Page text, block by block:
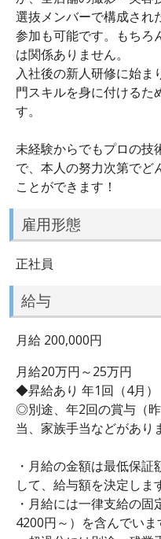
選抜メンバーで構成され
参加も可能です。もちろ
は関係ありません。
入社後の新人研修に始ま
門スキルを身に付けるた
す。
未経験からでもプロの技
で、本人の努力次第でど
ことができます！
雇用形態
正社員
給与
月給 200,000円
月給20万円～25万円
◆昇給あり 年1回（4月）
◎別途、年2回の賞与（
当、家族手当などがあり
・月給の金額は最低保
して、給与額を決定しま
・月給には一律支給の
4200円～）を含んでいま